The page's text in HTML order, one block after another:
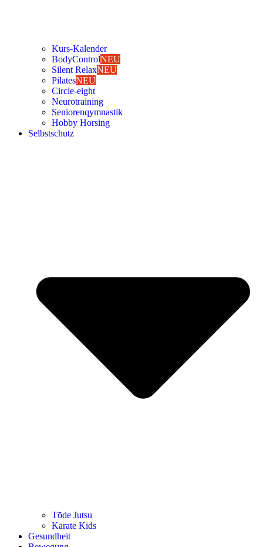
Kurs-Kalen­­der
Body­Con­trolNEU
Silent RelaxNEU
Pila­tesNEU
Cir­cle-eight
Neu­ro­trai­ning
Senio­ren­qym­nas­tik
Hob­by Hor­sing
Selbst­schutz
Tōde Jutsu
Kara­te Kids
Gesund­heit